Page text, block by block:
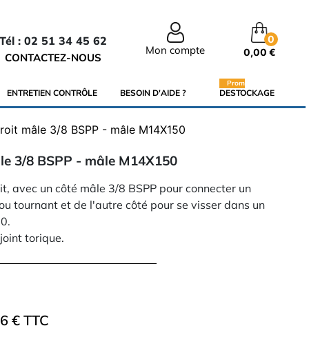
Tél : 02 51 34 45 62
CONTACTEZ-NOUS
Mon compte
0
0,00 €
ENTRETIEN CONTRÔLE BESOIN D'AIDE ? DESTOCKAGE
Promo
mâle 3/8 BSPP - mâle M14X150
3/8 BSPP - mâle M14X150
avec un côté mâle 3/8 BSPP pour connecter un
tournant et de l'autre côté pour se visser dans un
torique.
€ TTC